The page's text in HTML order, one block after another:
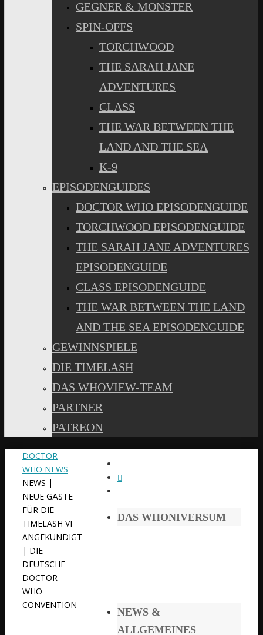
GEGNER & MONSTER
SPIN-OFFS
TORCHWOOD
THE SARAH JANE
ADVENTURES
CLASS
THE WAR BETWEEN THE
LAND AND THE SEA
K-9
EPISODENGUIDES
DOCTOR WHO EPISODENGUIDE
TORCHWOOD EPISODENGUIDE
THE SARAH JANE ADVENTURES
EPISODENGUIDE
CLASS EPISODENGUIDE
THE WAR BETWEEN THE LAND
AND THE SEA EPISODENGUIDE
GEWINNSPIELE
DIE TIMELASH
DAS WHOVIEW-TEAM
PARTNER
PATREON
START
DOCTOR
WHO NEWS
NEWS |
NEUE GÄSTE
FÜR DIE
TIMELASH VI
ANGEKÜNDIGT
| DIE
DEUTSCHE
DOCTOR
WHO
CONVENTION
DAS WHONIVERSUM
NEWS &
ALLGEMEINES